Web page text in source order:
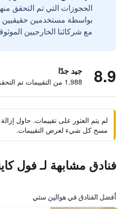
الحجوزات التي تم التحقق
مع شركائنا الخارجيين
8.9 جيد جدًا
1,988 من التقييمات تم التحقق منها
لم يتم العثور على تقييمات. حاول
مسح كل شيء لعرض التقييمات.
فنادق مشابهة لـ فول
أفضل الفنادق في هوالين ستي